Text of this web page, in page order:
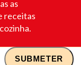
as
receitas